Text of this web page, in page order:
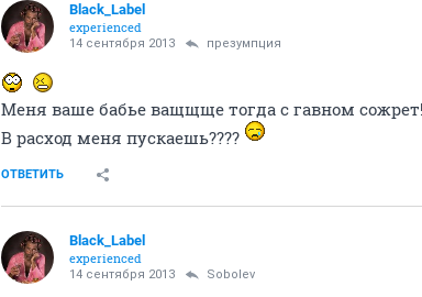
Black_Label
experienced
14 сентября 2013 презумпция
Меня ваше бабье ващщще тогда с гавном
В расход меня пускаешь????
ОТВЕТИТЬ
Black_Label
experienced
14 сентября 2013 Sobolev